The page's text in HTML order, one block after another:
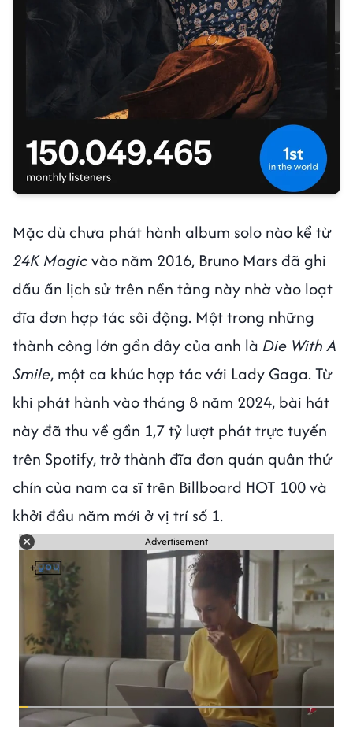
Mặc dù chưa phát hành album solo nào kể từ
24K Magicvào năm 2016, Bruno Mars đã ghi
dấu ấn lịch sử trên nền tảng này nhờ vào loạt
đĩa đơn hợp tác sôi động. Một trong những
thành công lớn gần đây của anh là Die With A
Smile, một ca khúc hợp tác với Lady Gaga. Từ
khi phát hành vào tháng 8 năm 2024, bài hát
này đã thu về gần 1,7 tỷ lượt phát trực tuyến
trên Spotify, trở thành đĩa đơn quán quân thứ
chín của nam ca sĩ trên Billboard HOT 100 và
khởi đầu năm mới ở vị trí số 1.
Advertisement